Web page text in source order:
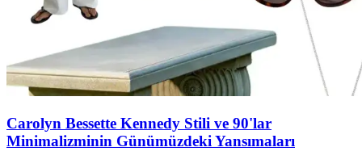
Carolyn Bessette Kennedy Stili ve 90'lar
Minimalizminin Günümüzdeki Yansımaları